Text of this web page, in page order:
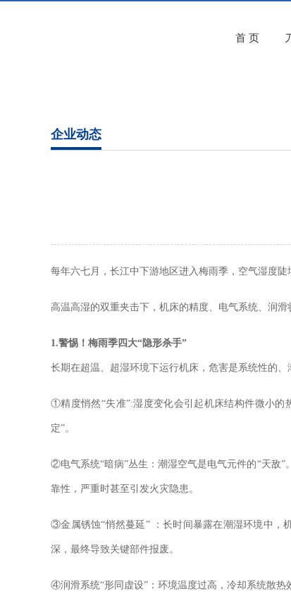
首 页
企业动态
每年六七月，长江中下游地区进入梅雨季，空气湿度
高温高湿的双重夹击下，机床的精度、电气系统、润
1.警惕！梅雨季四大“隐形杀手”
长期在超温、超湿环境下运行机床，危害是系统性的、
①精度悄然“失准”:湿度变化会引起机床结构件微小的
定”。
②电气系统“暗病”丛生：潮湿空气是电气元件的“天敌
靠性，严重时甚至引发火灾隐患。
③金属锈蚀“悄然蔓延” ：长时间暴露在潮湿环境中，
深，最终导致关键部件报废。
④润滑系统“形同虚设”：环境温度过高，冷却系统散热